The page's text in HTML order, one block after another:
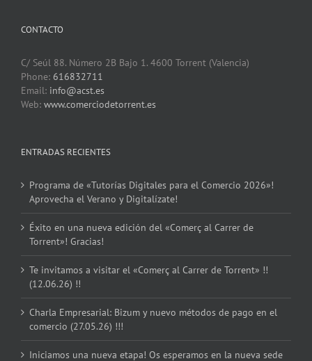
CONTACTO
C/ Seúl 88. Número 2B Bajo 1. 4600 Torrent (Valencia)
Phone: 616832711
Email: info@acst.es
Web: www.comerciodetorrent.es
ENTRADAS RECIENTES
Programa de «Tutorías Digitales para el Comercio 2026»!
Aprovecha el Verano y Digitalízate!
Éxito en una nueva edición del «Comerç al Carrer de
Torrent»! Gracias!
Te invitamos a visitar el «Comerç al Carrer de Torrent» !!
(12.06.26) !!
Charla Empresarial: Bizum y nuevo métodos de pago en el
comercio (27.05.26) !!!
Iniciamos una nueva etapa! Os esperamos en la nueva sede